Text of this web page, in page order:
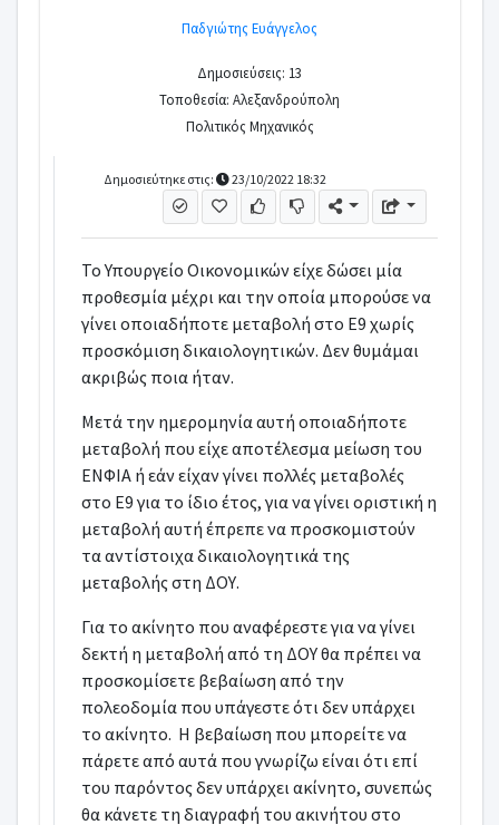
Παδγιώτης Ευάγγελος
Δημοσιεύσεις: 13
Τοποθεσία: Αλεξανδρούπολη
Πολιτικός Μηχανικός
Δημοσιεύτηκε στις: 23/10/2022 18:32
Το Υπουργείο Οικονομικών είχε δώσει μία
προθεσμία μέχρι και την οποία μπορούσε να
γίνει οποιαδήποτε μεταβολή στο Ε9 χωρίς
προσκόμιση δικαιολογητικών. Δεν θυμάμαι
ακριβώς ποια ήταν.
Μετά την ημερομηνία αυτή οποιαδήποτε
μεταβολή που είχε αποτέλεσμα μείωση του
ΕΝΦΙΑ ή εάν είχαν γίνει πολλές μεταβολές
στο Ε9 για το ίδιο έτος, για να γίνει οριστική η
μεταβολή αυτή έπρεπε να προσκομιστούν
τα αντίστοιχα δικαιολογητικά της
μεταβολής στη ΔΟΥ.
Για το ακίνητο που αναφέρεστε για να γίνει
δεκτή η μεταβολή από τη ΔΟΥ θα πρέπει να
προσκομίσετε βεβαίωση από την
πολεοδομία που υπάγεστε ότι δεν υπάρχει
το ακίνητο. Η βεβαίωση που μπορείτε να
πάρετε από αυτά που γνωρίζω είναι ότι επί
του παρόντος δεν υπάρχει ακίνητο, συνεπώς
θα κάνετε τη διαγραφή του ακινήτου στο